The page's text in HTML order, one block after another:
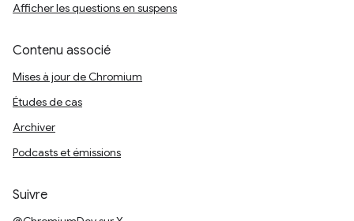
Afficher les questions en suspens
Contenu associé
Mises à jour de Chromium
Études de cas
Archiver
Podcasts et émissions
Suivre